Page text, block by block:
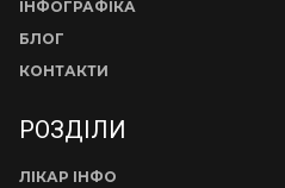
ІНФОГРАФІКА
БЛОГ
КОНТАКТИ
РОЗДІЛИ
ЛІКАР ІНФО